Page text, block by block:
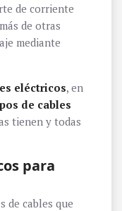
de corriente
de otras
mediante
eléctricos, en
de cables
tienen y todas
para
de cables que